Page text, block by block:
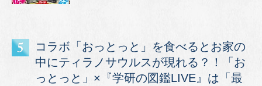
コラボ「おっとっと」を食べるとお家の
中にティラノサウルスが現れる？！「お
っとっと」×『学研の図鑑LIVE』は「最